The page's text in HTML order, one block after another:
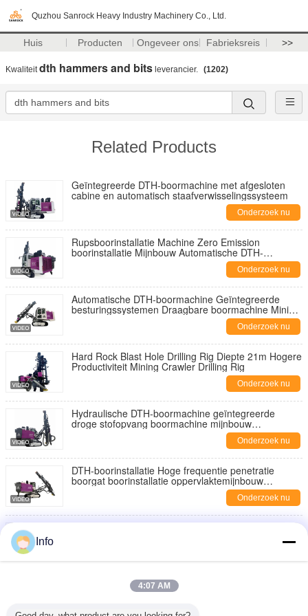
Quzhou Sanrock Heavy Industry Machinery Co., Ltd.
Huis Producten Ongeveer ons Fabrieksreis >>
Kwaliteitdth hammers and bits leverancier. (1202)
Related Products
Geïntegreerde DTH-boormachine met afgesloten
cabine en automatisch staafverwisselingssysteem
Onderzoek nu
Rupsboorinstallatie Machine Zero Emission
boorinstallatie Mijnbouw Automatische DTH-
Onderzoek nu
Automatische DTH-boormachine Geïntegreerde
besturingssystemen Draagbare boormachine Mining
Onderzoek nu
Hard Rock Blast Hole Drilling Rig Diepte 21m Hogere
Productiviteit Mining Crawler Drilling Rig
Onderzoek nu
Hydraulische DTH-boormachine geïntegreerde
droge stofopvang boormachine mijnbouw
Onderzoek nu
DTH-boorinstallatie Hoge frequentie penetratie
boorgat boorinstallatie oppervlaktemijnbouw
Onderzoek nu
Compact cabine ontwerp Crawler boormachine High
Mijnbouwboormachine Automatische boormachine
voor het vervangen van staven Dieselmotor
Info
4:07 AM